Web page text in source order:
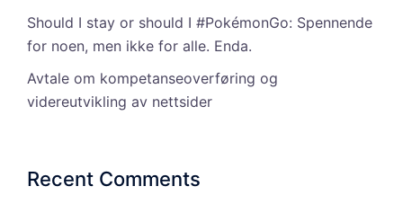
Should I stay or should I #PokémonGo: Spennende
for noen, men ikke for alle. Enda.
Avtale om kompetanseoverføring og
videreutvikling av nettsider
Recent Comments